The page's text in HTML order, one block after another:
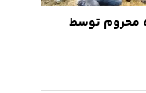
محروم توسط